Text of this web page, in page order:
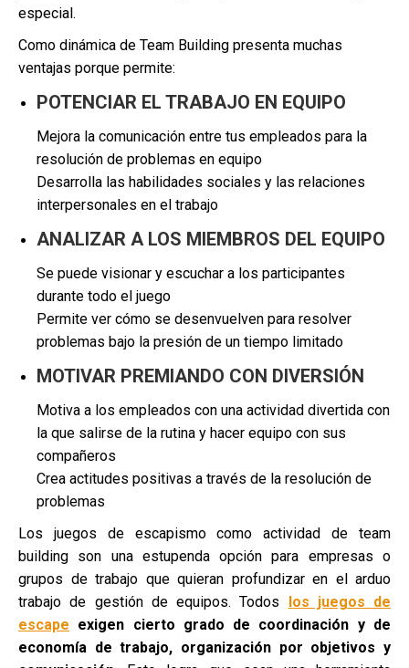
especial.
Como dinámica de Team Building presenta muchas
ventajas porque permite:
POTENCIAR EL TRABAJO EN EQUIPO
Mejora la comunicación entre tus empleados para la
resolución de problemas en equipo
Desarrolla las habilidades sociales y las relaciones
interpersonales en el trabajo
ANALIZAR A LOS MIEMBROS DEL EQUIPO
Se puede visionar y escuchar a los participantes
durante todo el juego
Permite ver cómo se desenvuelven para resolver
problemas bajo la presión de un tiempo limitado
MOTIVAR PREMIANDO CON DIVERSIÓN
Motiva a los empleados con una actividad divertida con
la que salirse de la rutina y hacer equipo con sus
compañeros
Crea actitudes positivas a través de la resolución de
problemas
Los juegos de escapismo como actividad de team
building son una estupenda opción para empresas o
grupos de trabajo que quieran profundizar en el arduo
trabajo de gestión de equipos. Todos los juegos de
escape exigen cierto grado de coordinación y de
economía de trabajo, organización por objetivos y